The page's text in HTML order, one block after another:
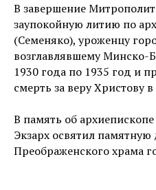
В завершение
заупокойную литию по
(Семеняко), уроженцу
возглавлявшему Минско-
1930 года по 1935 год и
смерть за веру Христову
В память об
Экзарх освятил памятную
Преображенского храма